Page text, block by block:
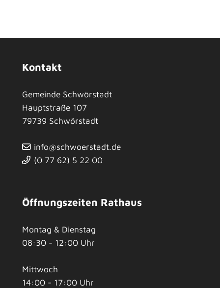
Kontakt
Gemeinde Schwörstadt
Hauptstraße 107
79739 Schwörstadt
info@schwoerstadt.de
(0 77 62) 5 22 00
Öffnungszeiten Rathaus
Montag & Dienstag
08:30 - 12:00 Uhr
Mittwoch
14:00 - 17:00 Uhr